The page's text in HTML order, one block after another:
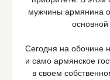
мужчины-армянина
основной
Сегодня на обочине
и само армянское
в своем